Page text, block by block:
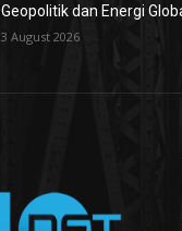
Geopolitik dan Energi
3 August 2026